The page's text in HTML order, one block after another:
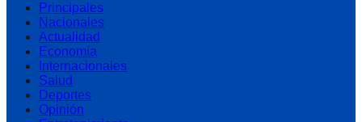
Principales
Nacionales
Actualidad
Economía
Internacionales
Salud
Deportes
Opinión